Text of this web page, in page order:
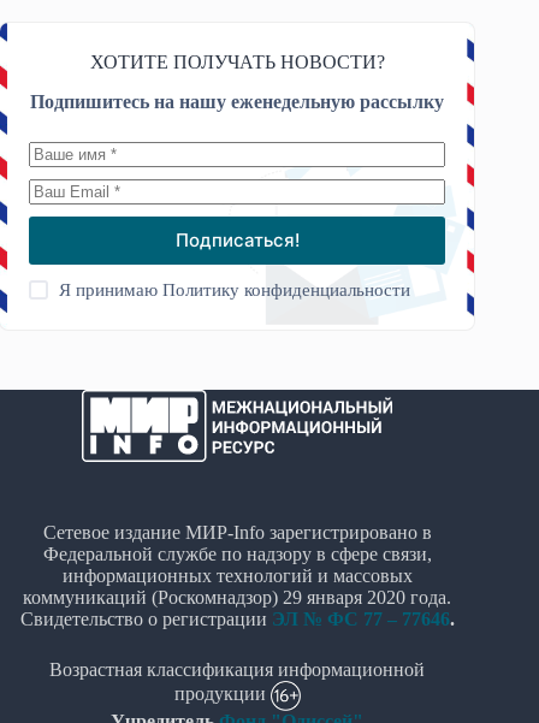
ХОТИТЕ ПОЛУЧАТЬ НОВОСТИ?
Подпишитесь на нашу еженедельную рассылку
Подписаться!
Я принимаюПолитику конфиденциальности
Сетевое издание МИР-Info зарегистрировано в
Федеральной службе по надзору в сфере связи,
информационных технологий и массовых
коммуникаций (Роскомнадзор) 29 января 2020 года.
Свидетельство о регистрации ЭЛ № ФС 77 – 77646.
Возрастная классификация информационной
продукции